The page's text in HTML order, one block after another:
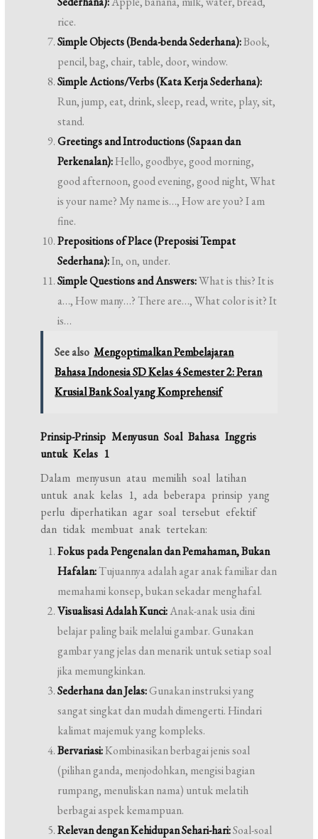
rice.
Simple Objects (Benda-benda Sederhana):Book,
pencil, bag, chair, table, door, window.
Simple Actions/Verbs (Kata Kerja Sederhana):
Run, jump, eat, drink, sleep, read, write, play, sit,
stand.
Greetings and Introductions (Sapaan dan
Perkenalan):Hello, goodbye, good morning,
good afternoon, good evening, good night, What
is your name? My name is…, How are you? I am
fine.
Prepositions of Place (Preposisi Tempat
Sederhana):In, on, under.
Simple Questions and Answers:What is this? It is
a…, How many…? There are…, What color is it? It
is…
See also Mengoptimalkan Pembelajaran
Bahasa Indonesia SD Kelas 4 Semester 2: Peran
Krusial Bank Soal yang Komprehensif
Prinsip-Prinsip Menyusun Soal Bahasa Inggris
untuk Kelas 1
Dalam menyusun atau memilih soal latihan
untuk anak kelas 1, ada beberapa prinsip yang
perlu diperhatikan agar soal tersebut efektif
dan tidak membuat anak tertekan:
Fokus pada Pengenalan dan Pemahaman, Bukan
Hafalan:Tujuannya adalah agar anak familiar dan
memahami konsep, bukan sekadar menghafal.
Visualisasi Adalah Kunci:Anak-anak usia dini
belajar paling baik melalui gambar. Gunakan
gambar yang jelas dan menarik untuk setiap soal
jika memungkinkan.
Sederhana dan Jelas:Gunakan instruksi yang
sangat singkat dan mudah dimengerti. Hindari
kalimat majemuk yang kompleks.
Bervariasi:Kombinasikan berbagai jenis soal
(pilihan ganda, menjodohkan, mengisi bagian
rumpang, menuliskan nama) untuk melatih
berbagai aspek kemampuan.
Relevan dengan Kehidupan Sehari-hari:Soal-soal